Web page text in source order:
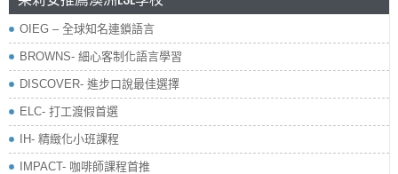
OIEG – 全球知名連鎖語言
BROWNS- 細心客制化語言學習
DISCOVER- 進步口說最佳選擇
ELC- 打工渡假首選
IH- 精緻化小班課程
IMPACT- 咖啡師課程首推